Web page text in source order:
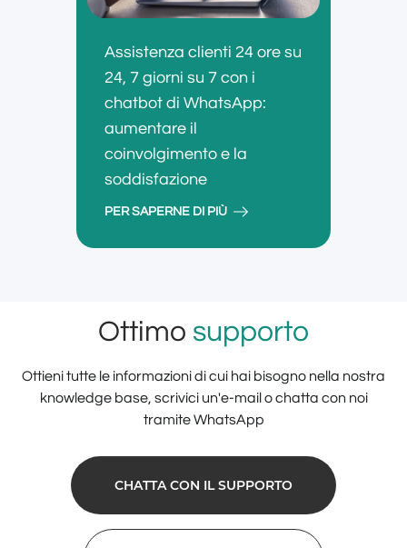
Assistenza clienti 24 ore su
24, 7 giorni su 7 con i
chatbot di WhatsApp:
aumentare il
coinvolgimento e la
soddisfazione
PER SAPERNE DI PIÙ
Ottimo supporto
Ottieni tutte le informazioni di cui hai bisogno nella nostra
knowledge base, scrivici un'e-mail o chatta con noi
tramite WhatsApp
CHATTA CON IL SUPPORTO